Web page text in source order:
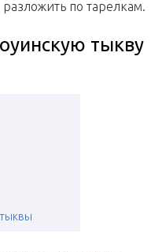
разложить по тарелкам.
тыкву